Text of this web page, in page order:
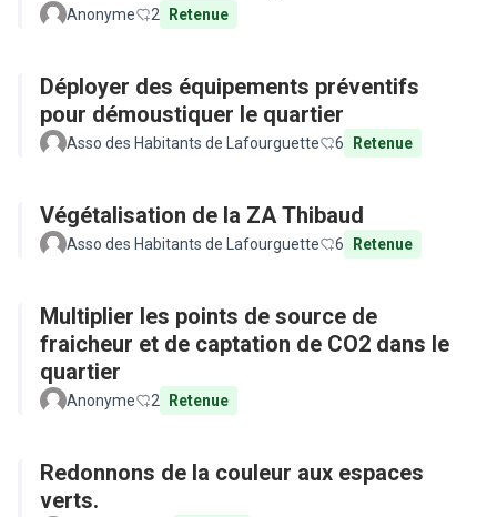
Anonyme 2 Retenue
Déployer des équipements préventifs
pour démoustiquer le quartier
Asso des Habitants de Lafourguette 6 Retenue
Végétalisation de la ZA Thibaud
Asso des Habitants de Lafourguette 6 Retenue
Multiplier les points de source de
fraicheur et de captation de CO2 dans le
quartier
Anonyme 2 Retenue
Redonnons de la couleur aux espaces
verts.